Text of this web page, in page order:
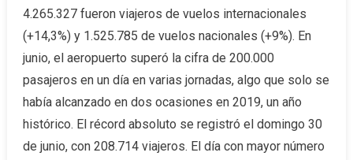
4.265.327 fueron viajeros de vuelos internacionales
(+14,3%) y 1.525.785 de vuelos nacionales (+9%). En
junio, el aeropuerto superó la cifra de 200.000
pasajeros en un día en varias jornadas, algo que solo se
había alcanzado en dos ocasiones en 2019, un año
histórico. El récord absoluto se registró el domingo 30
de junio, con 208.714 viajeros. El día con mayor número